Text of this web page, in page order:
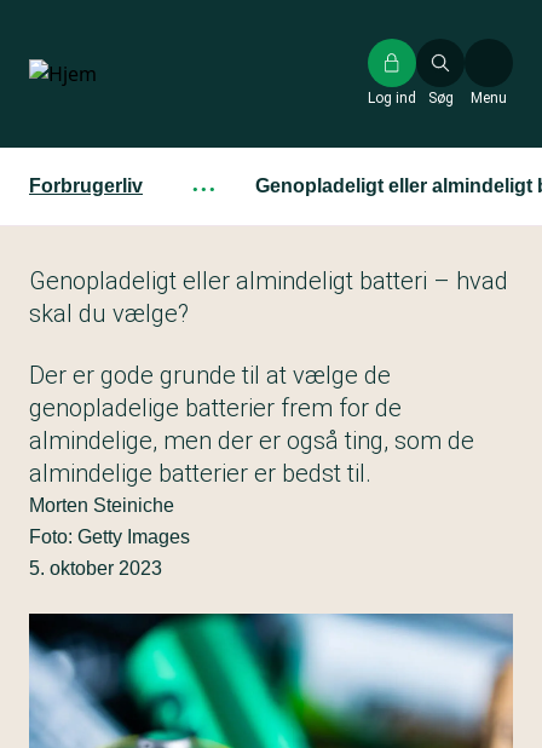
hovedindhold
Søg
Log ind Menu
Forbrugerliv ··· Genopladeligt eller
Genopladeligt eller almindeligt batteri – hvad
skal du vælge?
Der er gode grunde til at vælge de
genopladelige batterier frem for de
almindelige, men der er også ting, som de
almindelige batterier er bedst til.
Morten Steiniche
Foto: Getty Images
5. oktober 2023